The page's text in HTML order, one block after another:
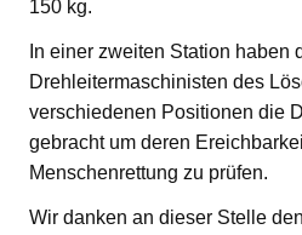
150 kg.
In einer zweiten Station haben
Drehleitermaschinisten des
verschiedenen Positionen die
gebracht um deren
Menschenrettung zu prüfen.
Wir danken an dieser Stelle